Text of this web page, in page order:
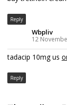
Reply
Wbpliv
12
tadacip 10mg us
Reply